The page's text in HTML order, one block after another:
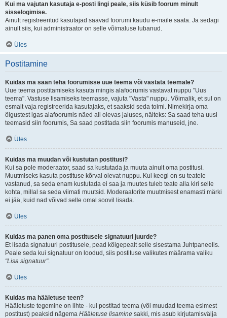
Kui ma vajutan kasutaja e-posti lingi peale, siis küsib foorum minult
sisselogimise.
Ainult registreeritud kasutajad saavad foorumi kaudu e-maile saata. Ja sedagi
ainult siis, kui administraator on selle võimaluse lubanud.
Üles
Postitamine
Kuidas ma saan teha foorumisse uue teema või vastata teemale?
Uue teema postitamiseks kasuta mingis alafoorumis vastavat nuppu "Uus
teema". Vastuse lisamiseks teemasse, vajuta "Vasta" nuppu. Võimalik, et sul on
esmalt vaja registreerida kasutajaks, et saaksid seda toimi. Nimekirja oma
õigustest igas alafoorumis näed all olevas jaluses, näiteks: Sa saad teha uusi
teemasid siin foorumis, Sa saad postitada siin foorumis manuseid, jne.
Üles
Kuidas ma muudan või kustutan postitusi?
Kui sa pole moderaator, saad sa kustutada ja muuta ainult oma postitusi.
Muutmiseks kasuta postituse kõrval olevat nuppu. Kui keegi on su teatele
vastanud, sa seda enam kustutada ei saa ja muutes tuleb teate alla kiri selle
kohta, millal sa seda viimati muutsid. Moderaatorite muutmisest enamasti märki
ei jää, kuid nad võivad selle omal soovil lisada.
Üles
Kuidas ma panen oma postitusele signatuuri juurde?
Et lisada signatuuri postitusele, pead kõigepealt selle sisestama Juhtpaneelis.
Peale seda kui signatuur on loodud, siis postituse valikutes määrama valiku
"Lisa signatuur".
Üles
Kuidas ma hääletuse teen?
Hääletuste tegemine on lihte - kui postitad teema (või muudad teema esimest
postitust) peaksid nägema Hääletuse lisamine sakki, mis asub kirjutamisvälja